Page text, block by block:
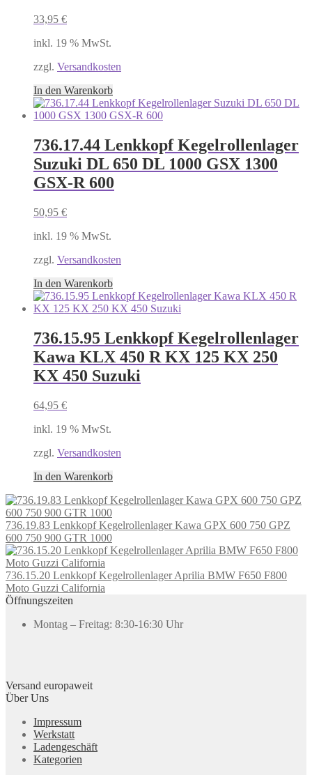
33,95 €
inkl. 19 % MwSt.
zzgl. Versandkosten
In den Warenkorb
736.17.44 Lenkkopf Kegelrollenlager
Suzuki DL 650 DL 1000 GSX 1300
GSX-R 600
50,95 €
inkl. 19 % MwSt.
zzgl. Versandkosten
In den Warenkorb
736.15.95 Lenkkopf Kegelrollenlager
Kawa KLX 450 R KX 125 KX 250
KX 450 Suzuki
64,95 €
inkl. 19 % MwSt.
zzgl. Versandkosten
In den Warenkorb
736.19.83 Lenkkopf Kegelrollenlager Kawa GPX 600 750 GPZ
600 750 900 GTR 1000
736.15.20 Lenkkopf Kegelrollenlager Aprilia BMW F650 F800
Moto Guzzi California
Öffnungszeiten
Montag – Freitag: 8:30-16:30 Uhr
Versand europaweit
Über Uns
Impressum
Werkstatt
Ladengeschäft
Kategorien